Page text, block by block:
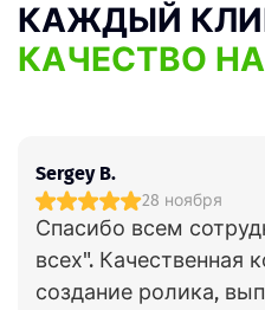
КАЖДЫЙ
КАЧЕСТВО
Sergey B.
28 ноября
Спасибо всем
всех". Качественная
создание ролика,